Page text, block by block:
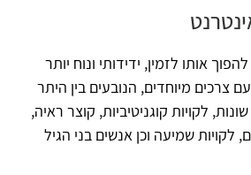
אותו לזמין, ידידותי ונוח יותר
צרכים מיוחדים, הנובעים בין היתר
לקויות קוגניטיביות, קוצר ראיה,
לקויות שמיעה וכן אנשים בני הגיל